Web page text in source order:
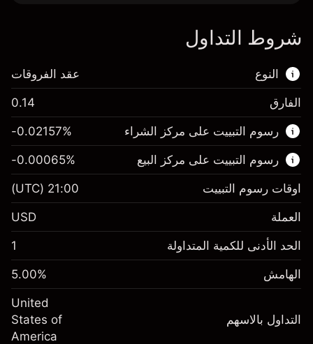
شروط التداول
النوع
هذا السوق المالي متاح للتداول من خلال عقود
الفروقات.
اعرف المزيد عن:
عقود الفروقات
عقد الفروقات
الفارق 0.14
رسوم التبييت على مركز الشراء
الهامش. استثمارك $1,000.00
-0.021568
%
(-$4.31)
المال من الرافعة المالية ~
-0.02157%
رسوم التبييت على مركز البيع
الهامش. استثمارك $1,000.00
-0.000654
%
(-$0.13)
-0.00065%
اوقات رسوم التبييت 21:00
(UTC)
العملة USD
الحد الأدنى للكمية المتداولة 1
الهامش 5.00%
التداول بالاسهم
United
States of
America